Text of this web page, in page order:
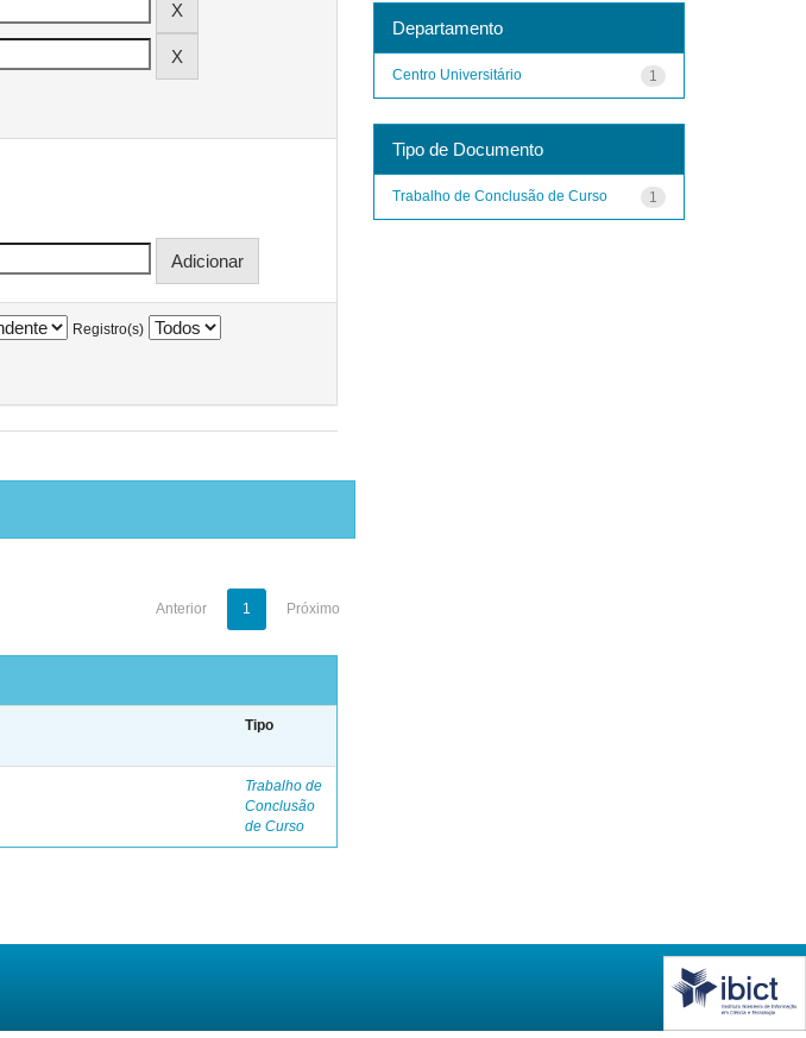
Registro(s)
Anterior 1 Próximo
Tipo
Trabalho de
Conclusão
de Curso
Departamento
1
Centro Universitário
Tipo de Documento
1
Trabalho de Conclusão de Curso